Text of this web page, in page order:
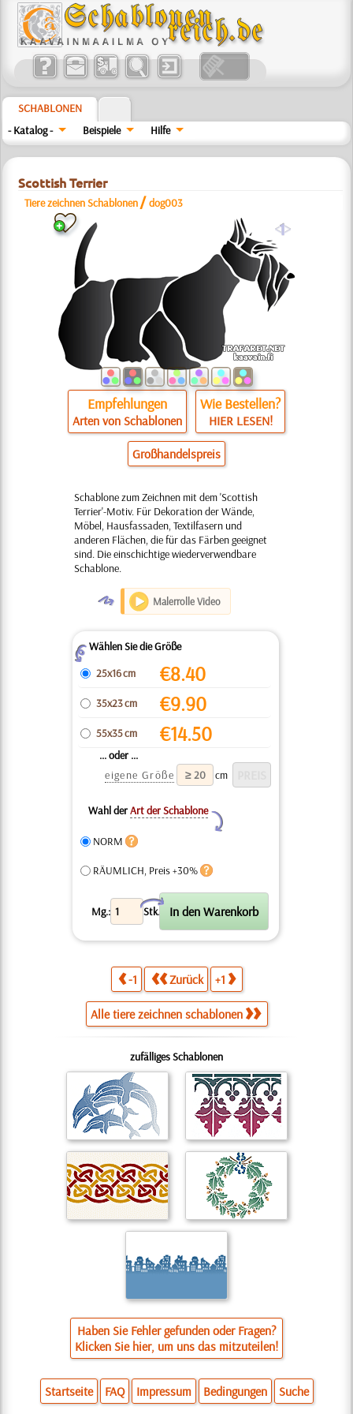
SCHABLONEN
- Katalog -
Beispiele Hilfe
Scottish Terrier
Tiere zeichnen Schablonen /dog003
a
Empfehlungen
Arten von Schablonen
Wie Bestellen?
HIER LESEN!
Großhandelspreis
Schablone zum Zeichnen mit dem 'Scottish
Terrier'-Motiv. Für Dekoration der Wände,
Möbel, Hausfassaden, Textilfasern und
anderen Flächen, die für das Färben geeignet
sind. Die einschichtige wiederverwendbare
Schablone.
O Malerrolle Video
ZWählen Sie die Größe
25x16 cm
€8.40
35x23 cm €9.90
55x35 cm €14.50
... oder ...
eigene Größe
cm
Wahl derArt der Schablone
Y
NORM
RÄUMLICH, Preis +30%
Mg.: Stk.
X
-1 Zurück +1
Alle tiere zeichnen schablonen
zufälliges Schablonen
Haben Sie Fehler gefunden oder Fragen?
Klicken Sie hier, um uns das mitzuteilen!
Startseite FAQ Impressum Bedingungen Suche